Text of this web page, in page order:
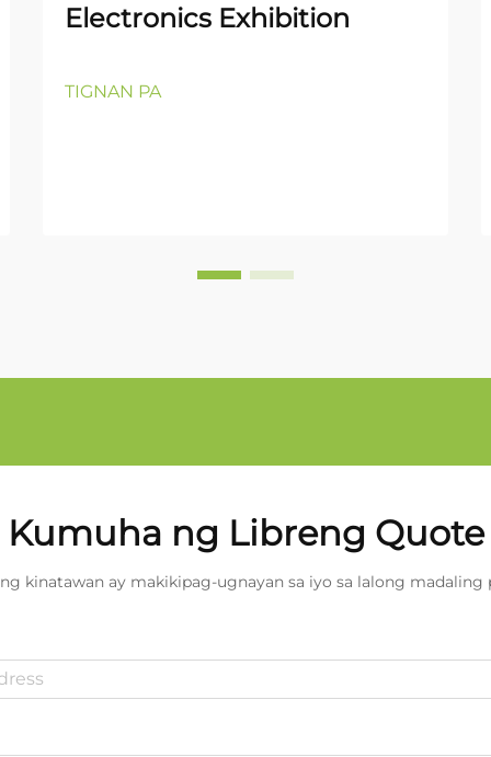
Electronics Exhibition
TIGNAN PA
Kumuha ng Libreng Quote
kinatawan ay makikipag-ugnayan sa iyo sa lalong madaling